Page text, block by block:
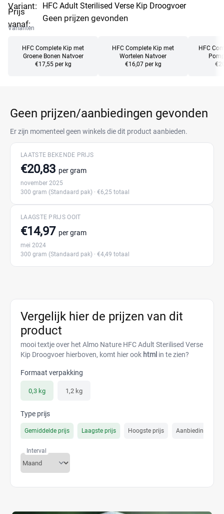
Variant:
Prijs
vanaf:
HFC Adult Sterilised Verse Kip Droogvoer
Geen prijzen gevonden
Varianten
HFC Complete Kip met
Groene Bonen Natvoer
€17,55 per kg
HFC Complete Kip met
Wortelen Natvoer
€16,07 per kg
HFC
Geen prijzen/aanbiedingen gevonden
Er zijn momenteel geen winkels die dit product aanbieden.
LAATSTE BEKENDE PRIJS
€20,83 per gram
november 2025
300 gram (Standaard pak) · €6,25 totaal
LAAGSTE PRIJS OOIT
€14,97 per gram
mei 2024
300 gram (Standaard pak) · €4,49 totaal
Vergelijk hier de prijzen van dit
product
mooi textje over het Almo Nature HFC Adult Sterilised Verse
Kip Droogvoer hierboven, komt hier ook html in te zien?
Formaat verpakking
0,3 kg 1,2 kg
Type prijs
Gemiddelde prijs Laagste prijs Hoogste prijs Aanbiedings prijs
Interval